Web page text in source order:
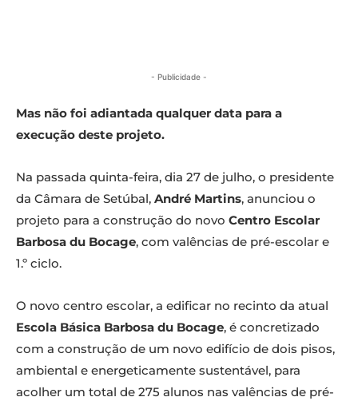
- Publicidade -
Mas não foi adiantada qualquer data para a
execução deste projeto.
Na passada quinta-feira, dia 27 de julho, o presidente
da Câmara de Setúbal, André Martins, anunciou o
projeto para a construção do novo Centro Escolar
Barbosa du Bocage, com valências de pré-escolar e
1.º ciclo.
O novo centro escolar, a edificar no recinto da atual
Escola Básica Barbosa du Bocage, é concretizado
com a construção de um novo edifício de dois pisos,
ambiental e energeticamente sustentável, para
acolher um total de 275 alunos nas valências de pré-